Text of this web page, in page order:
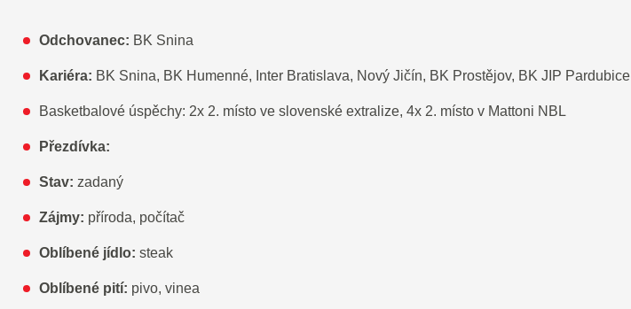
Odchovanec: BK Snina
Kariéra: BK Snina, BK Humenné, Inter Bratislava, Nový Jičín, BK Prostějov, BK JIP Pardubice
Basketbalové úspěchy: 2x 2. místo ve slovenské extralize, 4x 2. místo v Mattoni NBL
Přezdívka:
Stav: zadaný
Zájmy: příroda, počítač
Oblíbené jídlo: steak
Oblíbené pití: pivo, vinea